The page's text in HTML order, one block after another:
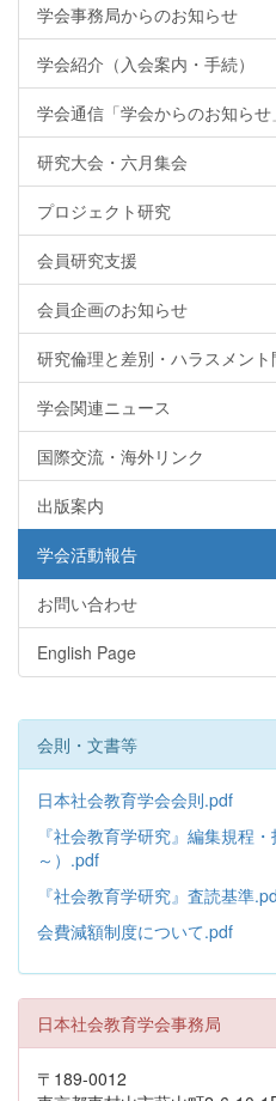
学会事務局からのお知らせ
学会紹介（入会案内・手続）
学会通信「学会からのお知らせ
研究大会・六月集会
プロジェクト研究
会員研究支援
会員企画のお知らせ
研究倫理と差別・ハラスメン
学会関連ニュース
国際交流・海外リンク
出版案内
学会活動報告
お問い合わせ
English Page
会則・文書等
日本社会教育学会会則.pdf
『社会教育学研究』編集規程
～）.pdf
『社会教育学研究』査読基準
会費減額制度について.pdf
日本社会教育学会事務局
〒189-0012